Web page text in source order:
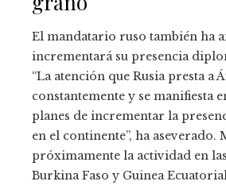
El mandatario ruso también ha
incrementará su presencia
“La atención que Rusia presta a
constantemente y se manifiesta
planes de incrementar la
en el continente”, ha aseverado.
próximamente la actividad en
Burkina Faso y Guinea